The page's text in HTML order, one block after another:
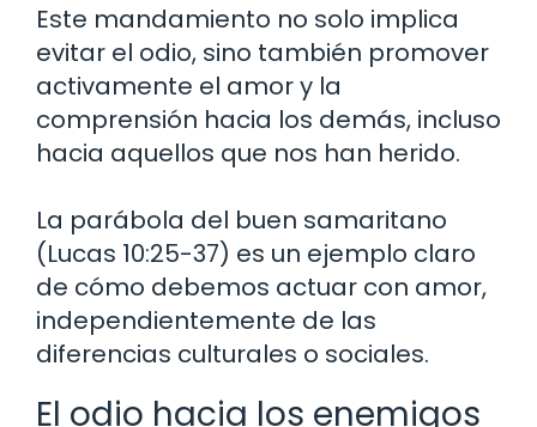
Este mandamiento no solo implica
evitar el odio, sino también promover
activamente el amor y la
comprensión hacia los demás, incluso
hacia aquellos que nos han herido.
La parábola del buen samaritano
(Lucas 10:25-37) es un ejemplo claro
de cómo debemos actuar con amor,
independientemente de las
diferencias culturales o sociales.
El odio hacia los enemigos